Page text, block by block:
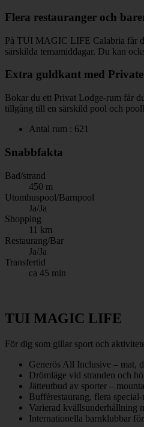
Flera restauranger och
På TUI MAGIC LIFE Calabria får
särskilda temamiddagar. Du kan
Extra guldkant med
Bokar du ett Privat Lodge-rum får
tillgång till en särskild pool och
Antal rum : 621
Snabbfakta
Bad/strand
450 m
Utomhuspool/Barnpool
Ja/Ja
Shopping
11 km
Restaurang/Bar
Ja/Ja
Transfertid
ca 45 min
TUI MAGIC LIFE
För dig som gillar sport och
Generös All Inclusive – mat,
Drömläge vid stranden och
Jätteutbud av sporter –
Bufférestaurang, flera
Varierad kvällsunderhållning
Internationella barnklubbar